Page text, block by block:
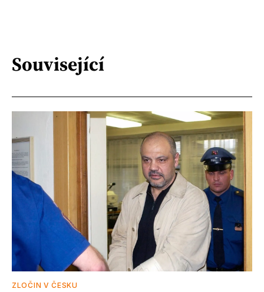
Související
ZLOČIN V ČESKU